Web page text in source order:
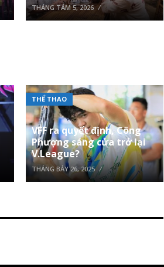
THÁNG TÁM 5, 2026
THỂ THAO
VFF ra quyết định, Công
Phượng sáng cửa trở lại
V.League?
THÁNG BẢY 26, 2025